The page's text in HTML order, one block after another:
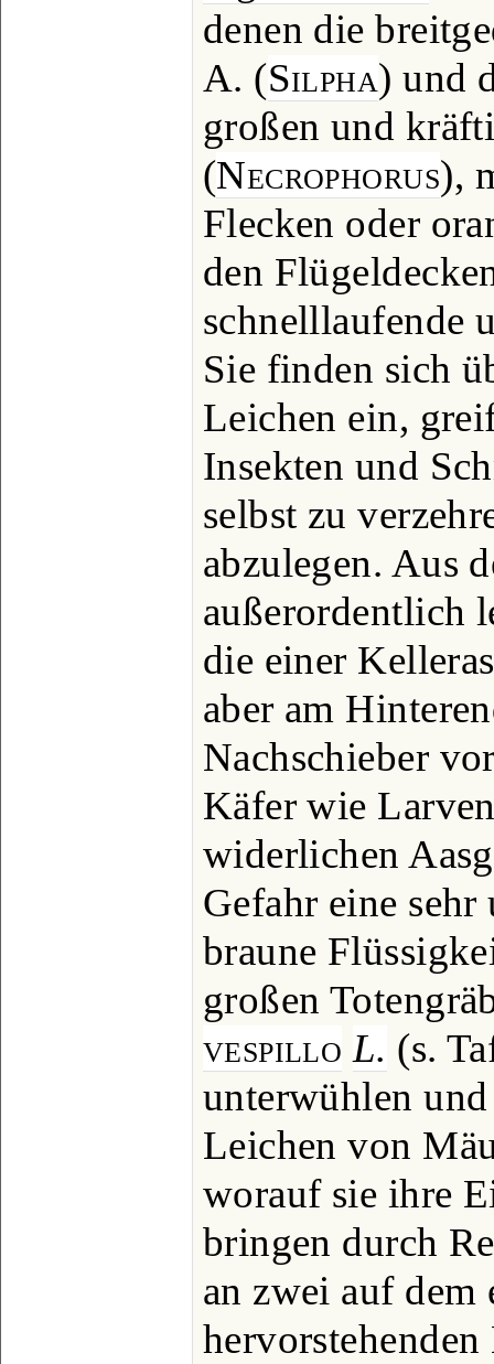
denen die
A. (Silpha) und
großen und
(Necrophorus),
Flecken oder
den
schnelllaufende
Sie finden sich
Leichen ein,
Insekten und
selbst zu
abzulegen. Aus
außerordentlich
die einer
aber am
Nachschieber
Käfer wie
widerlichen
Gefahr eine sehr
braune
großen
vespillo L. (s.
unterwühlen
Leichen von
worauf sie ihre
bringen durch
an zwei auf